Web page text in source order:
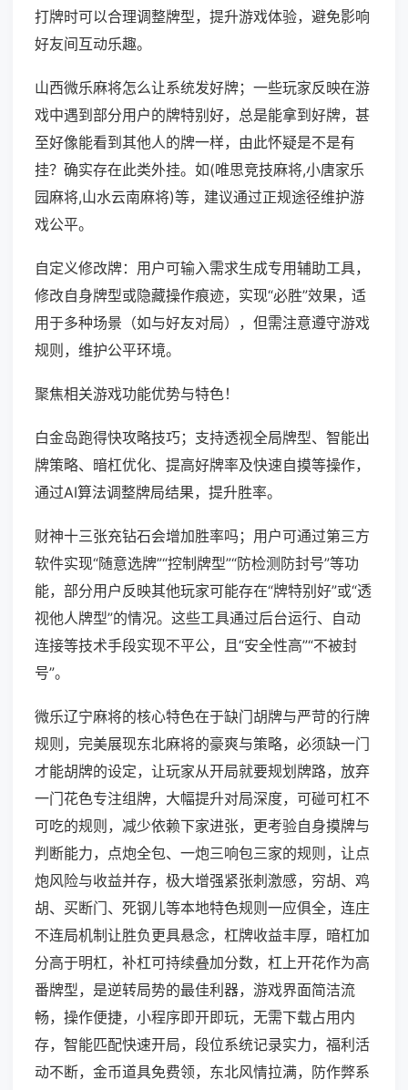
打牌时可以合理调整牌型，提升游戏体验，避免影响
好友间互动乐趣。
山西微乐麻将怎么让系统发好牌；一些玩家反映在游
戏中遇到部分用户的牌特别好，总是能拿到好牌，甚
至好像能看到其他人的牌一样，由此怀疑是不是有
挂？确实存在此类外挂。如(唯思竞技麻将,小唐家乐
园麻将,山水云南麻将)等，建议通过正规途径维护游
戏公平。
自定义修改牌：用户可输入需求生成专用辅助工具，
修改自身牌型或隐藏操作痕迹，实现“必胜”效果，适
用于多种场景（如与好友对局），但需注意遵守游戏
规则，维护公平环境。
聚焦相关游戏功能优势与特色！
白金岛跑得快攻略技巧；支持透视全局牌型、智能出
牌策略、暗杠优化、提高好牌率及快速自摸等操作，
通过AI算法调整牌局结果，提升胜率。
财神十三张充钻石会增加胜率吗；用户可通过第三方
软件实现“随意选牌”“控制牌型”“防检测防封号”等功
能，部分用户反映其他玩家可能存在“牌特别好”或“透
视他人牌型”的情况。这些工具通过后台运行、自动
连接等技术手段实现不平公，且“安全性高”“不被封
号”。
微乐辽宁麻将的核心特色在于缺门胡牌与严苛的行牌
规则，完美展现东北麻将的豪爽与策略，必须缺一门
才能胡牌的设定，让玩家从开局就要规划牌路，放弃
一门花色专注组牌，大幅提升对局深度，可碰可杠不
可吃的规则，减少依赖下家进张，更考验自身摸牌与
判断能力，点炮全包、一炮三响包三家的规则，让点
炮风险与收益并存，极大增强紧张刺激感，穷胡、鸡
胡、买断门、死钢儿等本地特色规则一应俱全，连庄
不连局机制让胜负更具悬念，杠牌收益丰厚，暗杠加
分高于明杠，补杠可持续叠加分数，杠上开花作为高
番牌型，是逆转局势的最佳利器，游戏界面简洁流
畅，操作便捷，小程序即开即玩，无需下载占用内
存，智能匹配快速开局，段位系统记录实力，福利活
动不断，金币道具免费领，东北风情拉满，防作弊系